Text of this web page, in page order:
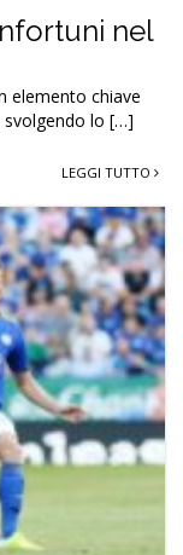
nel
elemento chiave
svolgendo lo […]
LEGGI TUTTO